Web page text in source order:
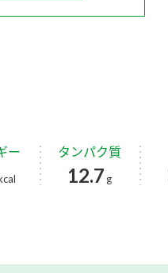
ー タンパク質
12.7 g